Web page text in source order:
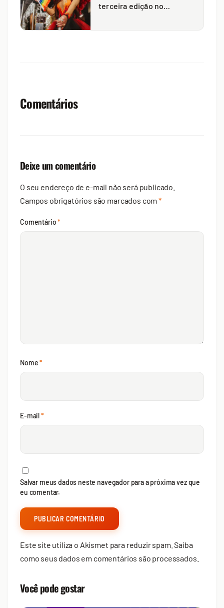
terceira edição no
Comentários
Deixe um comentário
O seu endereço de e-mail não será publicado.
Campos obrigatórios são marcados com*
Comentário*
Nome*
E-mail*
Salvar meus dados neste navegador para a próxima vez que
eu comentar.
Este site utiliza o Akismet para reduzir spam.Saiba
como seus dados em comentários são processados
Você pode gostar